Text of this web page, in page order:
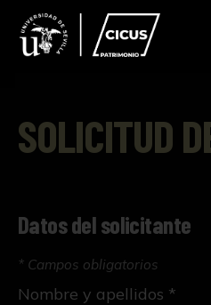
SOLICITUD
Datos del solicitante
* Campos obligatorios
Nombre y apellidos *